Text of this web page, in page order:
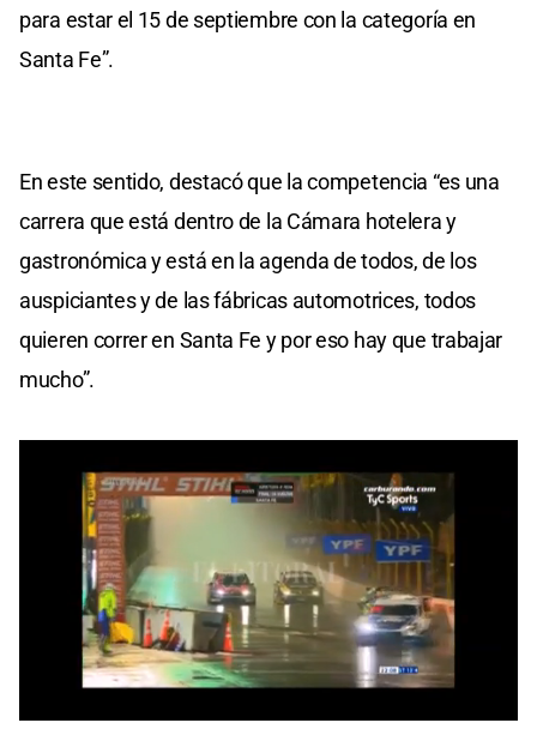
para estar el 15 de septiembre con la categoría en
Santa Fe”.
En este sentido, destacó que la competencia “es una
carrera que está dentro de la Cámara hotelera y
gastronómica y está en la agenda de todos, de los
auspiciantes y de las fábricas automotrices, todos
quieren correr en Santa Fe y por eso hay que trabajar
mucho”.